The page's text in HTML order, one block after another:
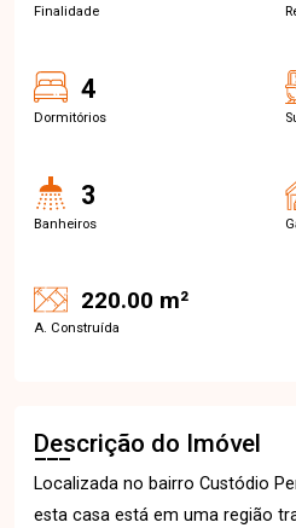
Finalidade
4
Dormitórios
3
Banheiros
220.00 m²
A. Construída
Descrição do Imóvel
Localizada no bairro Custódio
esta casa está em uma região